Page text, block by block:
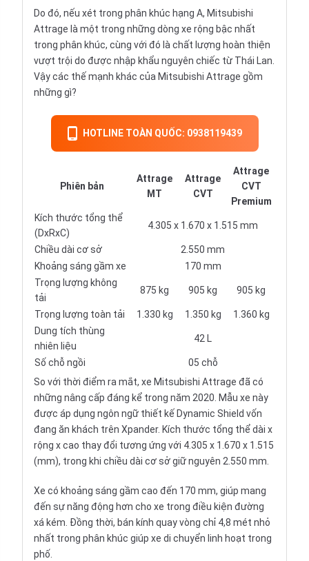
Do đó, nếu xét trong phân khúc hạng A, Mitsubishi
Attrage là một trong những dòng xe rộng bậc nhất
trong phân khúc, cùng với đó là chất lượng hoàn thiện
vượt trội do được nhập khẩu nguyên chiếc từ Thái Lan.
Vậy các thế mạnh khác của Mitsubishi Attrage gồm
những gì?
HOTLINE TOÀN QUỐC: 0938119439
Phiên bản
Attrage
MT
Attrage
CVT
Attrage
CVT
Premium
Kích thước tổng thể
(DxRxC)
4.305 x 1.670 x 1.515 mm
Chiều dài cơ sở
2.550 mm
Khoảng sáng gầm xe
170 mm
Trọng lượng không
tải
875 kg 905 kg 905 kg
Trọng lượng toàn tải 1.330 kg 1.350 kg
1.360 kg
Dung tích thùng
nhiên liệu
42 L
Số chỗ ngồi
05 chỗ
So với thời điểm ra mắt, xe Mitsubishi Attrage đã có
những nâng cấp đáng kể trong năm 2020. Mẫu xe này
được áp dụng ngôn ngữ thiết kế Dynamic Shield vốn
đang ăn khách trên Xpander. Kích thước tổng thể dài x
rộng x cao thay đổi tương ứng với 4.305 x 1.670 x 1.515
(mm), trong khi chiều dài cơ sở giữ nguyên 2.550 mm.
Xe có khoảng sáng gầm cao đến 170 mm, giúp mang
đến sự năng động hơn cho xe trong điều kiện đường
xá kém. Đồng thời, bán kính quay vòng chỉ 4,8 mét nhỏ
nhất trong phân khúc giúp xe di chuyển linh hoạt trong
phố.